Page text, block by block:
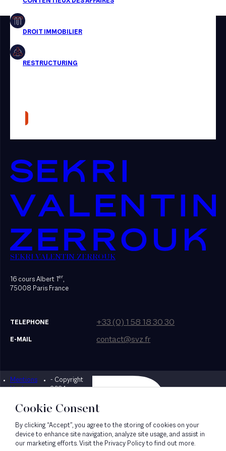
Restructuring
Presse
SEKRI VALENTIN ZERROUK
16 cours Albert 1er,
75008 Paris France
TELEPHONE +33 (0) 1 58 18 30 30
E-MAIL contact@svz.fr
Mentions
légales
- Copyright
2024
Designed by Bonhomme
Cookie Consent
By clicking “Accept”, you agree to the storing of cookies on your
device to enhance site navigation, analyze site usage, and assist in
our marketing efforts. Visit the Privacy Policy to find out more.